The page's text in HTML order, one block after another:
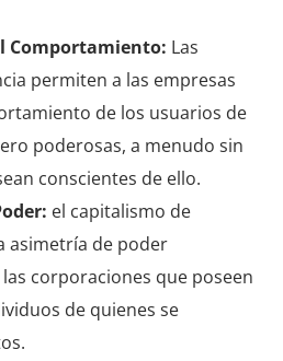
Comportamiento: Las
permiten a las empresas
de los usuarios de
poderosas, a menudo sin
conscientes de ello.
el capitalismo de
asimetría de poder
corporaciones que poseen
de quienes se